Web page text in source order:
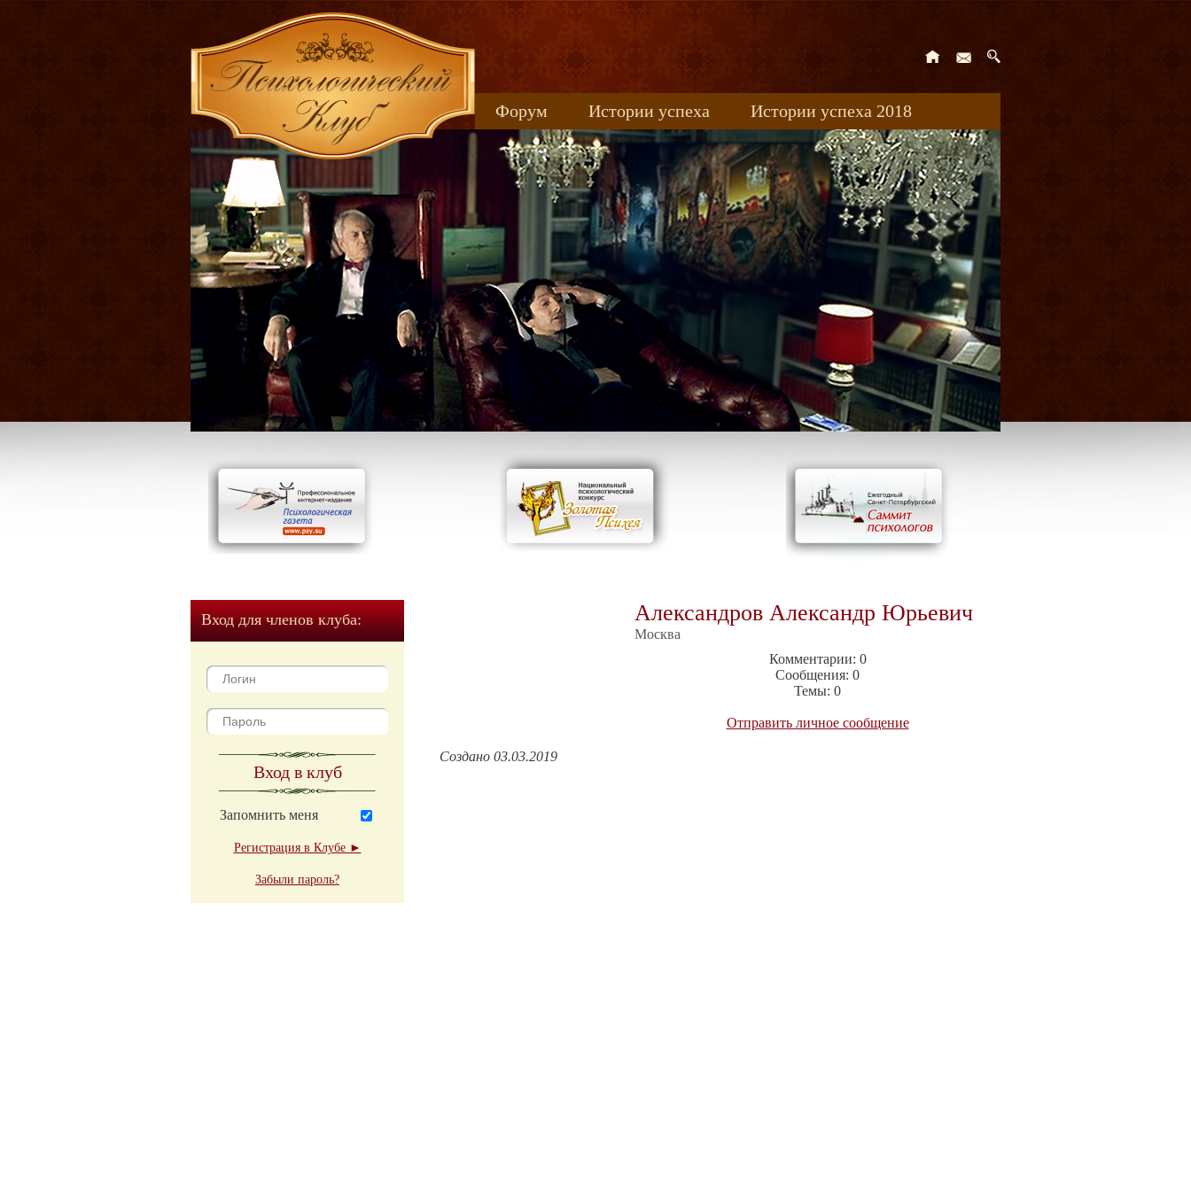
Форум Истории успеха
Истории успеха 2018
Книжные новинки
uspeh_2017
Вход для членов клуба:
Вход в клуб
Запомнить меня
Регистрация в Клубе ►
Забыли пароль?
Александров Александр Юрьевич
Москва
Комментарии: 0
Сообщения: 0
Темы: 0
Отправить личное сообщение
Создано 03.03.2019